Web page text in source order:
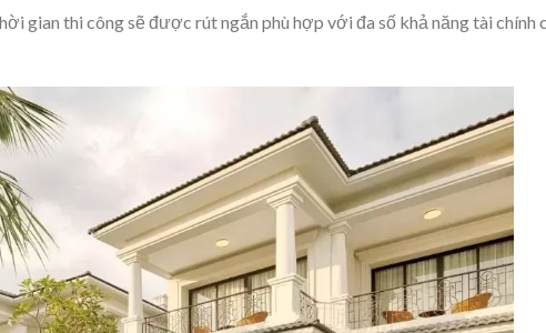
gian thi công sẽ được rút ngắn phù hợp với đa số khả năng tài chính